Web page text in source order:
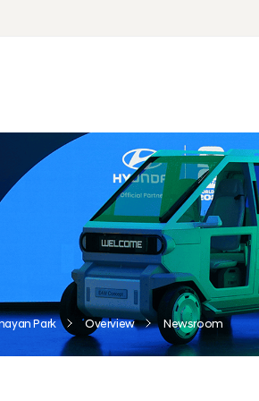
Park Overview Newsroom